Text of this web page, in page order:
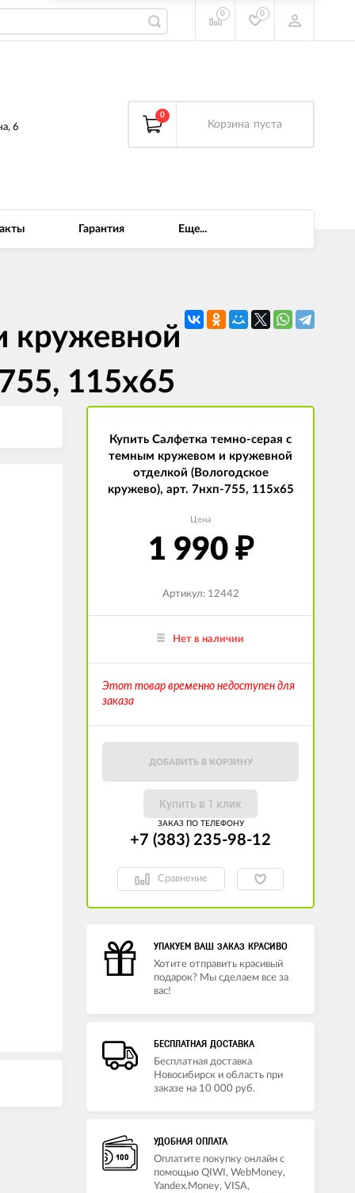
0 0
6
0
Корзина пуста
Гарантия Еще...
кружевной
115х65
Купить Салфетка темно-серая с
темным кружевом и кружевной
отделкой (Вологодское
кружево), арт. 7нхп-755, 115х65
Цена
1 990 ₽
Артикул: 12442
Нет в наличии
Этот товар временно недоступен для
заказа
ДОБАВИТЬ В КОРЗИНУ
Купить в 1 клик
ЗАКАЗ ПО ТЕЛЕФОНУ
+7 (383) 235-98-12
Сравнение
УПАКУЕМ ВАШ ЗАКАЗ КРАСИВО
Хотите отправить красивый
подарок? Мы сделаем все за
вас!
БЕСПЛАТНАЯ ДОСТАВКА
Бесплатная доставка
Новосибирск и область при
заказе на 10 000 руб.
УДОБНАЯ ОПЛАТА
Оплатите покупку онлайн с
помощью QIWI, WebMoney,
Yandex.Money, VISA,